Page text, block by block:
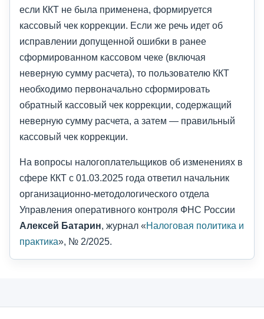
если ККТ не была применена, формируется
кассовый чек коррекции. Если же речь идет об
исправлении допущенной ошибки в ранее
сформированном кассовом чеке (включая
неверную сумму расчета), то пользователю ККТ
необходимо первоначально сформировать
обратный кассовый чек коррекции, содержащий
неверную сумму расчета, а затем — правильный
кассовый чек коррекции.
На вопросы налогоплательщиков об изменениях в
сфере ККТ с 01.03.2025 года ответил начальник
организационно-методологического отдела
Управления оперативного контроля ФНС России
Алексей Батарин, журнал «Налоговая политика и
практика», № 2/2025.